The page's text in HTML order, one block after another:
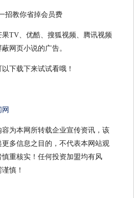
TV、优酷、搜狐视频、腾讯视频
网页小说的广告。
下载下来试试看哦！
容为本网所转载企业宣传资讯，该
多信息之目的，不代表本网站观
重核实！任何投资加盟均有风
慎！